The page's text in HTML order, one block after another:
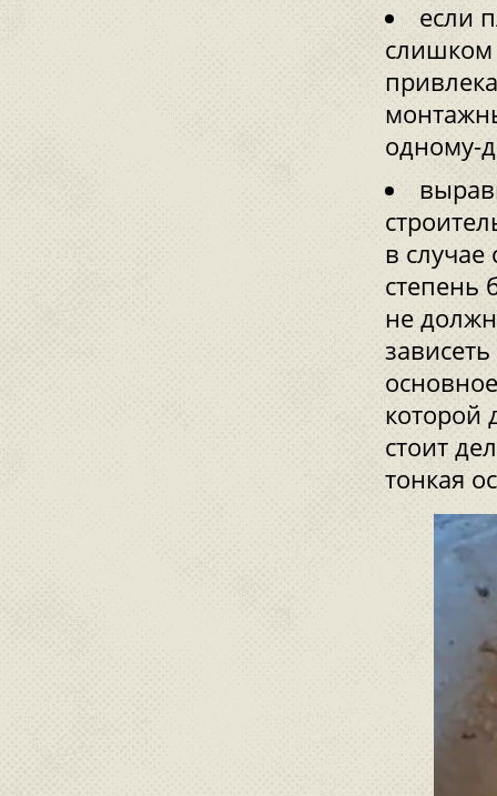
если
слишком
одному-
в
степень
не
которой
стоит
тонкая